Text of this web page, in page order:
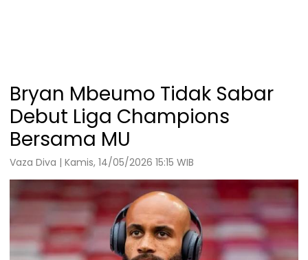
Bryan Mbeumo Tidak Sabar
Debut Liga Champions
Bersama MU
Vaza Diva | Kamis, 14/05/2026 15:15 WIB